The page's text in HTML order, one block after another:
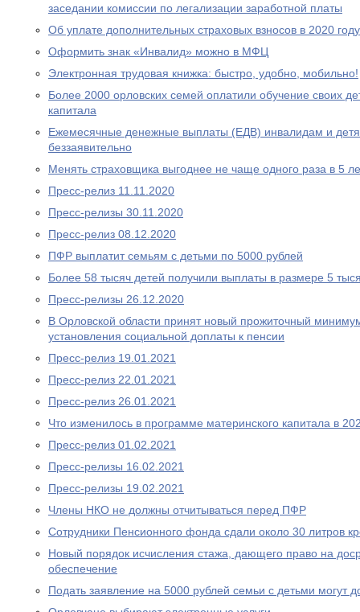
заседании комиссии по легализации заработной платы
Об уплате дополнительных страховых взносов в 2020 году
Оформить знак «Инвалид» можно в МФЦ
Электронная трудовая книжка: быстро, удобно, мобильно!
Более 2000 орловских семей оплатили обучение своих
капитала
Ежемесячные денежные выплаты (ЕДВ) инвалидам и
беззаявительно
Менять страховщика выгоднее не чаще одного раза в 5
Пресс-релиз 11.11.2020
Пресс-релизы 30.11.2020
Пресс-релиз 08.12.2020
ПФР выплатит семьям с детьми по 5000 рублей
Более 58 тысяч детей получили выплаты в размере 5
Пресс-релизы 26.12.2020
В Орловской области принят новый прожиточный
установления социальной доплаты к пенсии
Пресс-релиз 19.01.2021
Пресс-релиз 22.01.2021
Пресс-релиз 26.01.2021
Что изменилось в программе материнского капитала в
Пресс-релиз 01.02.2021
Пресс-релизы 16.02.2021
Пресс-релизы 19.02.2021
Члены НКО не должны отчитываться перед ПФР
Сотрудники Пенсионного фонда сдали около 30 литров
Новый порядок исчисления стажа, дающего право на
обеспечение
Подать заявление на 5000 рублей семьи с детьми могут